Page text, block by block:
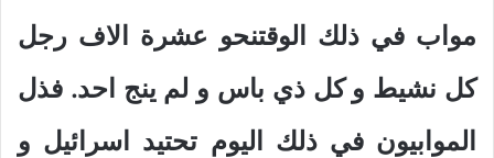
مواب في ذلك الوقتنحو عشرة الاف رجل
كل نشيط و كل ذي باس و لم ينج احد. فذل
الموابيون في ذلك اليوم تحتيد اسرائيل و